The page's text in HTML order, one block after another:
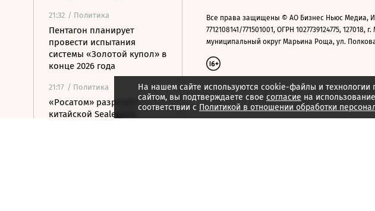
21:32 / Политика
Пентагон планирует
провести испытания
системы «Золотой купол» в
конце 2026 года
21:17 / Политика
«Росатом» разрешил
китайской Sealegend
На нашем сайте используются cookie-файлы и
сайтом, вы подтверждаете свое согласие на
соответствии с Политикой в отношении обработки
Все права защищены © АО Бизнес Ньюс Медиа,
7712108141/771501001, ОГРН 1027739124775, 127018,
муниципальный округ Марьина Роща, ул.